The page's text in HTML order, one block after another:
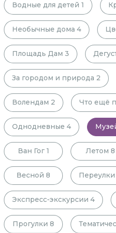
Водные для детей 1
Необычные дома 4
Площадь Дам 3
За городом и природа 2
Волендам 2 Что ещё
Однодневные 4
Ван Гог 1 Летом 8
Весной 8
Экспресс-экскурсии 4
Прогулки 8